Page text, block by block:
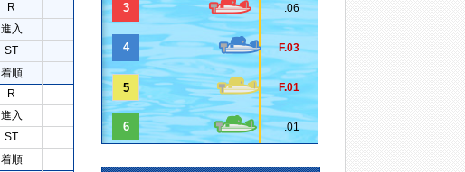
R
進入
ST
着順
R
進入
ST
着順
3 .06
4 F.03
5 F.01
6 .01